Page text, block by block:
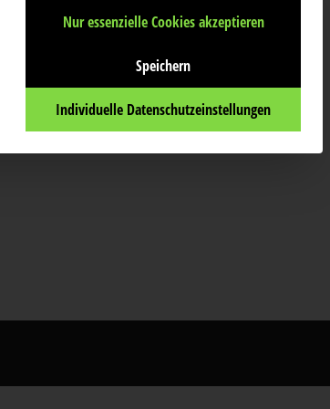
tomate
Nur essenzielle Cookies akzeptieren
Speichern
Individuelle Datenschutzeinstellungen